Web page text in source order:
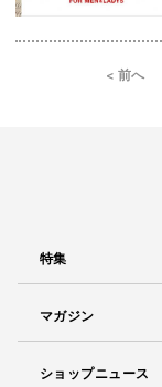
< 前へ
特集
マガジン
ショップニュース